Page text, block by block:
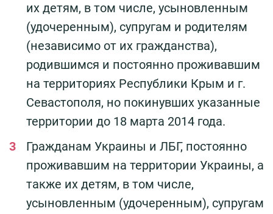
их детям, в том числе, усыновленным
(удочеренным), супругам и родителям
(независимо от их гражданства),
родившимся и постоянно проживавшим
на территориях Республики Крым и г.
Севастополя, но покинувших указанные
территории до 18 марта 2014 года.
Гражданам Украины и ЛБГ, постоянно
проживавшим на территории Украины, а
также их детям, в том числе,
усыновленным (удочеренным), супругам